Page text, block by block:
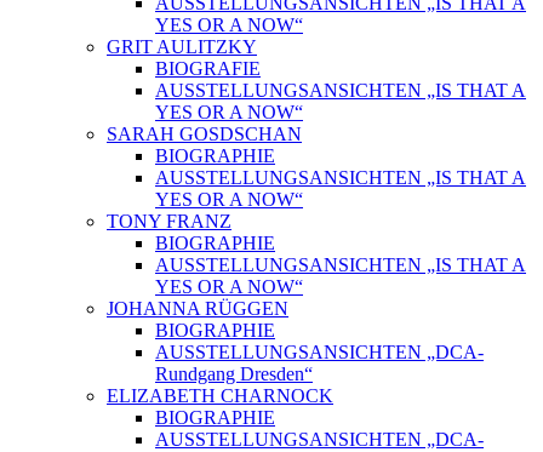
YES OR A NOW“
GRIT AULITZKY
BIOGRAFIE
AUSSTELLUNGSANSICHTEN „IS THAT A
YES OR A NOW“
SARAH GOSDSCHAN
BIOGRAPHIE
AUSSTELLUNGSANSICHTEN „IS THAT A
YES OR A NOW“
TONY FRANZ
BIOGRAPHIE
AUSSTELLUNGSANSICHTEN „IS THAT A
YES OR A NOW“
JOHANNA RÜGGEN
BIOGRAPHIE
AUSSTELLUNGSANSICHTEN „DCA-
Rundgang Dresden“
ELIZABETH CHARNOCK
BIOGRAPHIE
AUSSTELLUNGSANSICHTEN „DCA-